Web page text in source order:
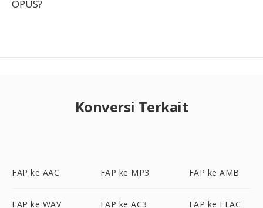
OPUS?
Konversi Terkait
FAP ke AAC FAP ke MP3 FAP ke AMB
FAP ke WAV FAP ke AC3 FAP ke FLAC